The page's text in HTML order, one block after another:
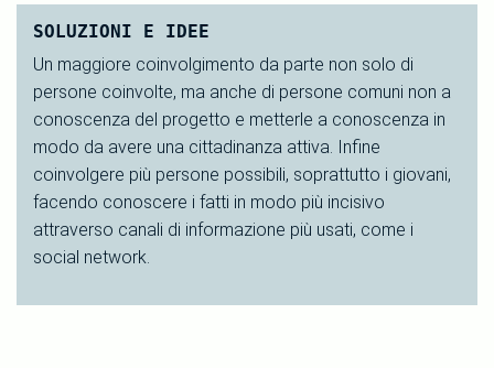
SOLUZIONI E IDEE
Un maggiore coinvolgimento da parte non solo di
persone coinvolte, ma anche di persone comuni non a
conoscenza del progetto e metterle a conoscenza in
modo da avere una cittadinanza attiva. Infine
coinvolgere più persone possibili, soprattutto i giovani,
facendo conoscere i fatti in modo più incisivo
attraverso canali di informazione più usati, come i
social network.